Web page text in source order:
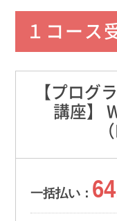
１コース
【プログ
講座】
一括払い：